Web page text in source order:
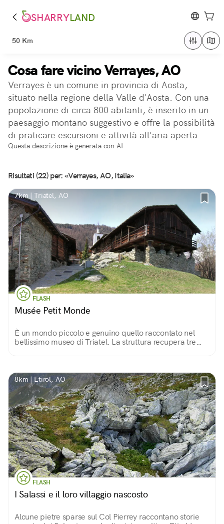
SHARRYLAND
50 Km
Cosa fare vicino Verrayes, AO
Verrayes è un comune in provincia di Aosta,
situato nella regione della Valle d'Aosta. Con una
popolazione di circa 800 abitanti, è inserito in un
paesaggio montano suggestivo e offre la possibilità
di praticare escursioni e attività all'aria aperta.
Questa descrizione è generata con AI
Risultati (22) per: «Verrayes, AO, Italia»
7km | Triatel, AO
FLASH
Musée Petit Monde
È un mondo piccolo e genuino quello raccontato nel
bellissimo museo di Triatel. La struttura recupera tre
8km | Etirol, AO
FLASH
I Salassi e il loro villaggio nascosto
Alcune pietre sparse sul Col Pierrey raccontano storie